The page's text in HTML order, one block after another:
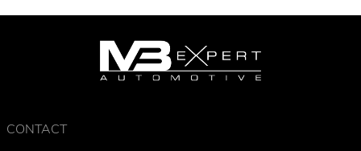
CONTACT